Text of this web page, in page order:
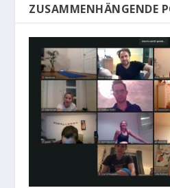
ZUSAMMENHÄNGENDE